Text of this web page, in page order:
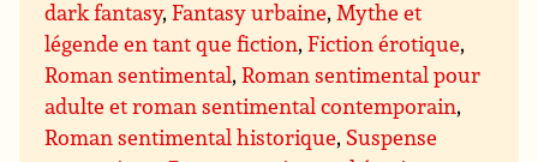
dark fantasy,Fantasy urbaine,Mythe et
légende en tant que fiction,Fiction érotique,
Roman sentimental,Roman sentimental pour
adulte et roman sentimental contemporain,
Roman sentimental historique, Suspense